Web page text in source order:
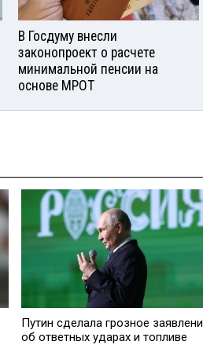
В Госдуму внесли
законопроект о расчете
минимальной пенсии на
основе МРОТ
Путин сделала грозное
об ответных ударах и топливе